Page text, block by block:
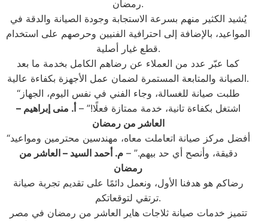
رمضان.
يُشيد الكثير منهم بسرعة الاستجابة وجودة الصيانة والدقة في
المواعيد، بالإضافة إلى احترافية الفنيين وحرصهم على استخدام
قطع غيار أصلية.
كما عبّر عدد من العملاء عن رضاهم الكامل بخدمة ما بعد
الصيانة والمتابعة المستمرة لضمان عمل الأجهزة بكفاءة عالية.
“طلبت صيانة للغسالة، وجاء الفني في نفس اليوم، الجهاز
اشتغل بكفاءة تانية، خدمة ممتازة فعلًا!” – أ. منى إبراهيم –
العاشر من رمضان
“أفضل مركز صيانة اتعاملت معاه، مهندسين محترمين ومواعيد
دقيقة، وأنصح أي حد بيهم.” –م. أحمد السيد – العاشر من
رمضان
رضاكم هو هدفنا الأول، ونعمل دائمًا على تقديم تجربة صيانة
ترتقي لتوقعاتكم.
تتميز خدمات صيانة ثلاجات هاير العاشر من رمضان في مصر